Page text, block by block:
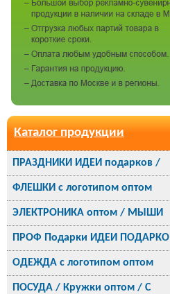
Каталог продукции
ПРАЗДНИКИ ИДЕИ подарков /
ФЛЕШКИ с логотипом оптом
ЭЛЕКТРОНИКА оптом / МЫШИ
ПРОФ Подарки ИДЕИ ПОДАРКО
ОДЕЖДА с логотипом оптом
ПОСУДА / Кружки оптом / С